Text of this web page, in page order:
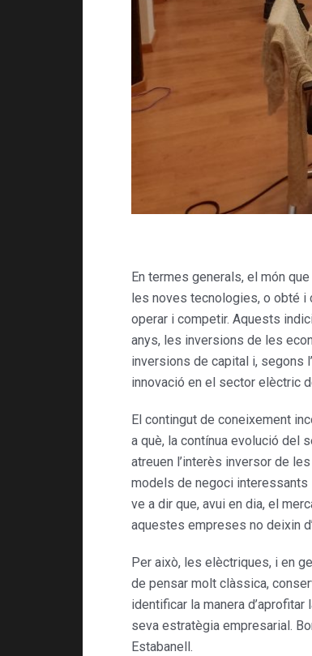
En termes generals, el món
les noves tecnologies, o obté i
operar i competir. Aquests
anys, les inversions de les
inversions de capital i, segons
innovació en el sector elèctric
El contingut de coneixement
a què, la contínua evolució del
atreuen l’interès inversor de
models de negoci interessants
ve a dir que, avui en dia, el
aquestes empreses no deixin
Per això, les elèctriques, i en
de pensar molt clàssica,
identificar la manera
seva estratègia empresarial.
Estabanell.